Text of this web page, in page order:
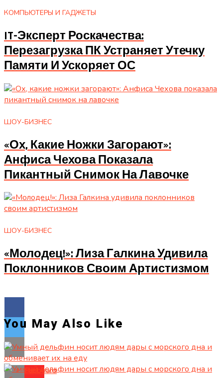
КОМПЬЮТЕРЫ И ГАДЖЕТЫ
IT-Эксперт Роскачества:
Перезагрузка ПК Устраняет Утечку
Памяти И Ускоряет ОС
ШОУ-БИЗНЕС
«Ох, Какие Ножки Загорают»:
Анфиса Чехова Показала
Пикантный Снимок На Лавочке
ШОУ-БИЗНЕС
«Молодец!»: Лиза Галкина Удивила
Поклонников Своим Артистизмом
Flipboard
You May Also Like